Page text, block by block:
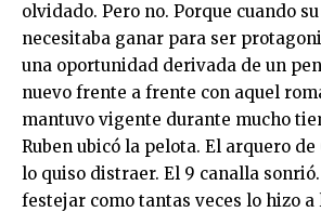
olvidado. Pero no. Porque cuando
necesitaba ganar para ser
una oportunidad derivada de un
nuevo frente a frente con aquel
mantuvo vigente durante mucho
Ruben ubicó la pelota. El arquero
lo quiso distraer. El 9 canalla
festejar como tantas veces lo hizo a